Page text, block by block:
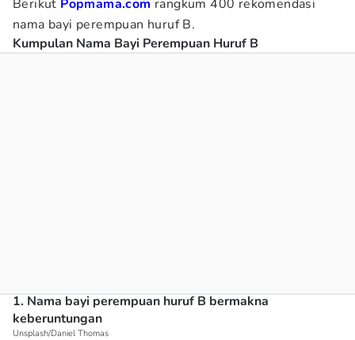
Berikut Popmama.com rangkum 400 rekomendasi
nama bayi perempuan huruf B.
Kumpulan Nama Bayi Perempuan Huruf B
1. Nama bayi perempuan huruf B bermakna
keberuntungan
Unsplash/Daniel Thomas